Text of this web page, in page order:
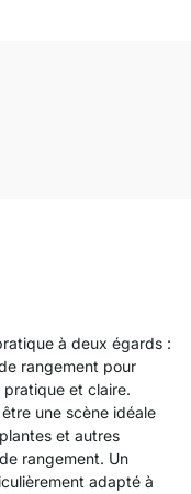
à deux égards :
rangement pour
pratique et claire.
une scène idéale
et autres
rangement. Un
adapté à